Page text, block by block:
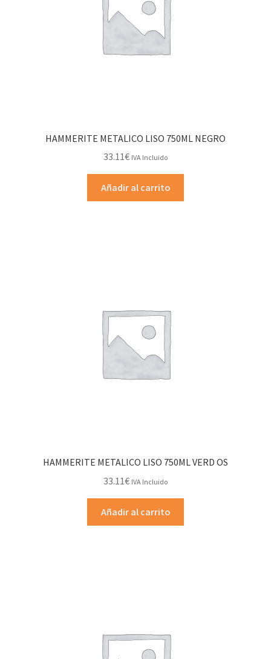
HAMMERITE METALICO LISO 750ML NEGRO
33.11€ IVA Incluido
Añadir al carrito
HAMMERITE METALICO LISO 750ML VERD OS
33.11€ IVA Incluido
Añadir al carrito